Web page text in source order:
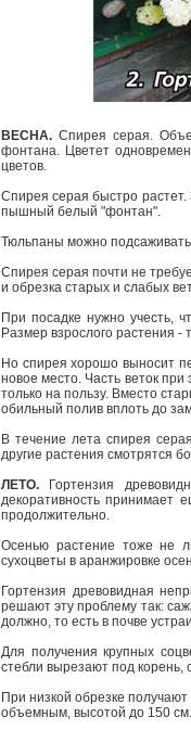
ВЕСНА. Спирея серая.
фонтана. Цветет
цветов.
Спирея серая быстро растет.
пышный белый "фонтан".
Тюльпаны можно
Спирея серая почти не
и обрезка старых и слабых
При посадке нужно учесть,
Размер взрослого растения -
Но спирея хорошо выносит
новое место. Часть веток
только на пользу. Вместо
обильный полив вплоть до
В течение лета спирея
другие растения смотрятся
ЛЕТО.
Гортензия
декоративность принимает
продолжительно.
Осенью растение тоже не
сухоцветы в аранжировке
Гортензия древовидная
решают эту проблему так:
должно, то есть в почве
Для получения крупных
стебли вырезают под
При низкой обрезке
объемным, высотой до 150 см.